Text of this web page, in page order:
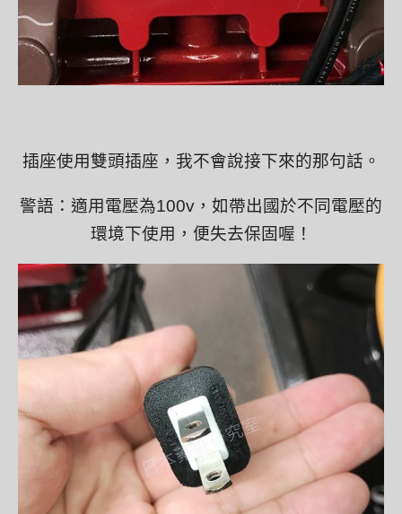
插座使用雙頭插座，我不會說接下來的那句話。
警語：適用電壓為100v，如帶出國於不同電壓的
環境下使用，便失去保固喔！